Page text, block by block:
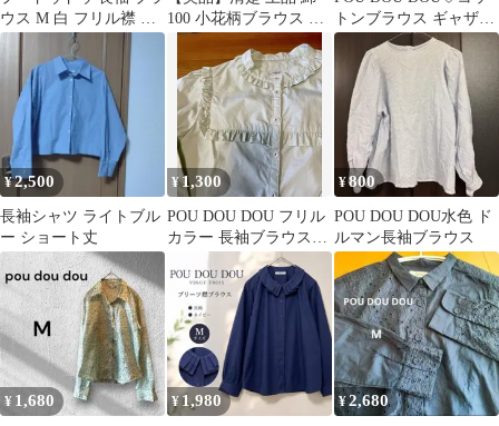
ウス M 白 フリル襟 薄
手 透け感 ゆるだぼ シ
ンプル
100 小花柄ブラウス イ
エロー Ｍ 総柄 映え 春
トンブラウス ギャザー
白 M
¥2,500
長袖シャツ ライトブル
ー ショート丈
¥1,300
POU DOU DOU フリル
カラー 長袖ブラウスラ
イトグリーン M
¥800
POU DOU DOU水色 ド
ルマン長袖ブラウス
¥ 1,680 ¥1,980 ¥2,680